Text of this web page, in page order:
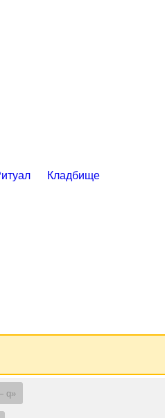
Кладбище
q